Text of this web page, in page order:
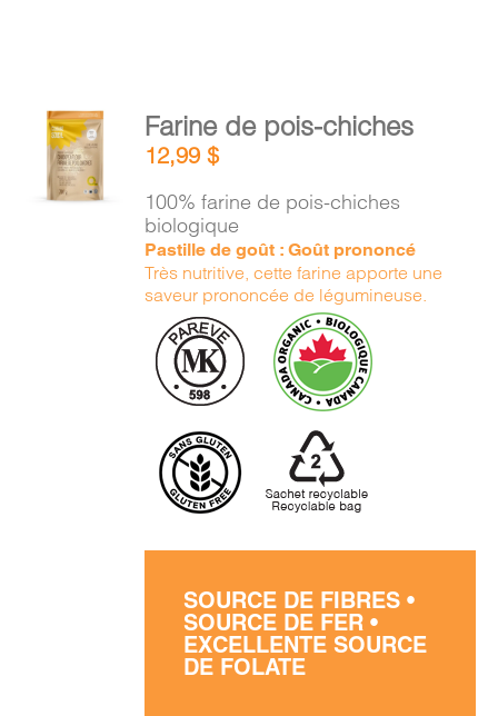
AJOUTER
AU
PANIER
Farine de pois-chiches
12,99$
100% farine de pois-chiches
biologique
Pastille de goût : Goût prononcé
Très nutritive, cette farine apporte une
saveur prononcée de légumineuse.
SOURCE DE FIBRES •
SOURCE DE FER •
EXCELLENTE SOURCE
DE FOLATE